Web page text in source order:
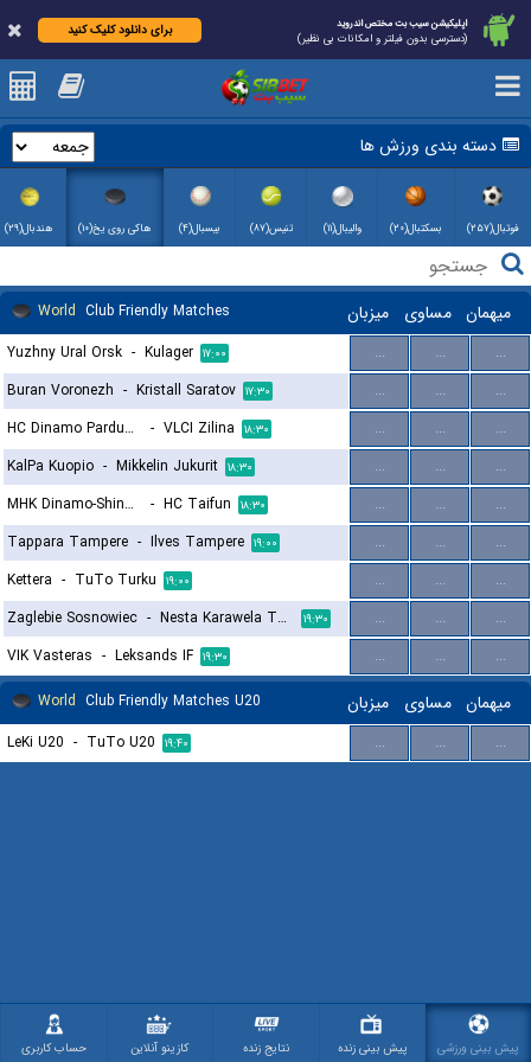
اپلیکیشن سیب بت مختص اندروید
(دسترسی بدون فیلتر و امکانات بی نظیر)
برای دانلود کلیک کنید
دسته بندی ورزش ها
فوتبال(۲۵۷) بسکتبال(۲۰) والیبال(۱۱) تنیس(۸۷) بیسبال(۴) هاکی روی یخ(۱۰) هندبال(۲۹)
World Club Friendly Matches میزبان مساوی میهمان
Yuzhny Ural Orsk - Kulager ۱۷:۰۰ ... ...
...
Buran Voronezh - Kristall Saratov ۱۷:۳۰ ... ...
...
HC Dinamo Pardubice
- VLCI Zilina ۱۸:۳۰ ... ...
...
KalPa Kuopio - Mikkelin Jukurit ۱۸:۳۰ ... ...
...
MHK Dinamo-Shinnik
- HC Taifun ۱۸:۳۰ ... ...
...
Tappara Tampere - Ilves Tampere ۱۹:۰۰ ... ...
...
Kettera - TuTo Turku ۱۹:۰۰ ... ...
...
Zaglebie Sosnowiec - Nesta Karawela Torun ۱۹:۳۰ ... ...
...
VIK Vasteras - Leksands IF ۱۹:۳۰ ... ...
...
World Club Friendly Matches U20 میزبان مساوی میهمان
LeKi U20 - TuTo U20 ۱۹:۴۰ ... ... ...
پیش بینی ورزشی پیش بینی زنده نتایج زنده کازینو آنلاین حساب کاربری